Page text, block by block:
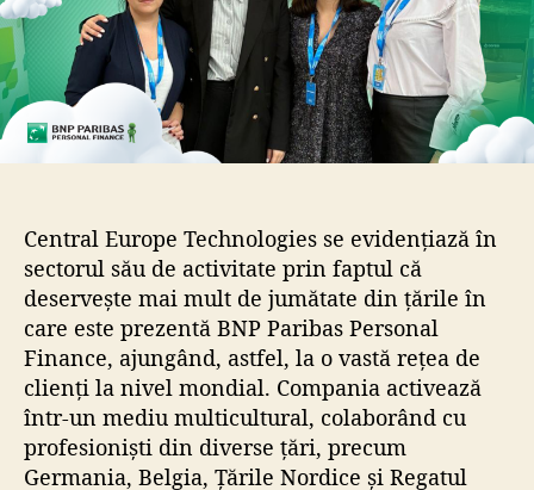
o
l
Central Europe Technologies se evidențiază în
sectorul său de activitate prin faptul că
deservește mai mult de jumătate din țările în
care este prezentă BNP Paribas Personal
Finance, ajungând, astfel, la o vastă rețea de
clienți la nivel mondial. Compania activează
într-un mediu multicultural, colaborând cu
profesioniști din diverse țări, precum
Germania, Belgia, Țările Nordice și Regatul